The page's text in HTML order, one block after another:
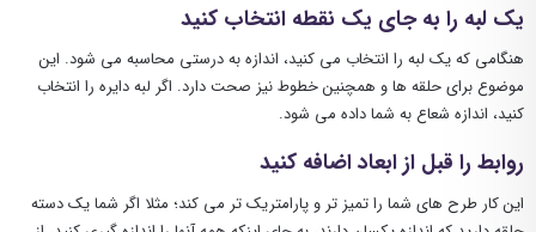
یک لبه را به جای یک نقطه انتخاب کنید
هنگامی که یک لبه را انتخاب می کنید، اندازه به درستی محاسبه می شود. این
موضوع برای حلقه ها و همچنین خطوط نیز صحت دارد. اگر لبه دایره را انتخاب
کنید، اندازه شعاع به شما داده می شود.
روابط را قبل از ابعاد اضافه کنید
این کار طرح های شما را تمیز تر و پارامتریک تر می کند؛ مثلا اگر شما یک دسته